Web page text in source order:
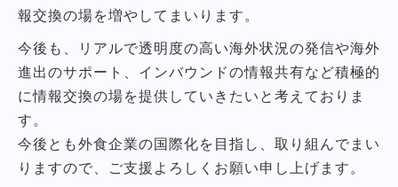
報交換の場を増やしてまいります。
今後も、リアルで透明度の高い海外状況の発信や海外
進出のサポート、インバウンドの情報共有など積極的
に情報交換の場を提供していきたいと考えておりま
す。
今後とも外食企業の国際化を目指し、取り組んでまい
りますので、ご支援よろしくお願い申し上げます。